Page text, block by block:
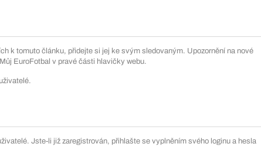
k tomuto článku, přidejte si jej ke svým sledovaným. Upozornění na nové
EuroFotbal v pravé části hlavičky webu.
Jste-li již zaregistrován, přihlašte se vyplněním svého loginu a hesla